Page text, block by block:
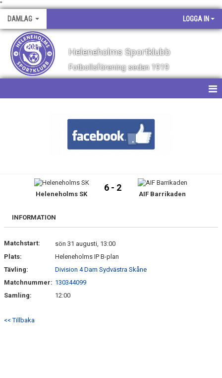
"
DAMLAG LOGGA IN
Heleneholms Sportklubb
Fotbollsförening sedan 1919
BILDGALLERI
KONTAKT
Heleneholms SK
6 - 2
AIF Barrikaden
INFORMATION
Matchstart:
sön 31 augusti, 13:00
Plats:
Heleneholms IP B-plan
Tävling:
Division 4 Dam Sydvästra Skåne
Matchnummer: 130344099
Samling:
12:00
<< Tillbaka